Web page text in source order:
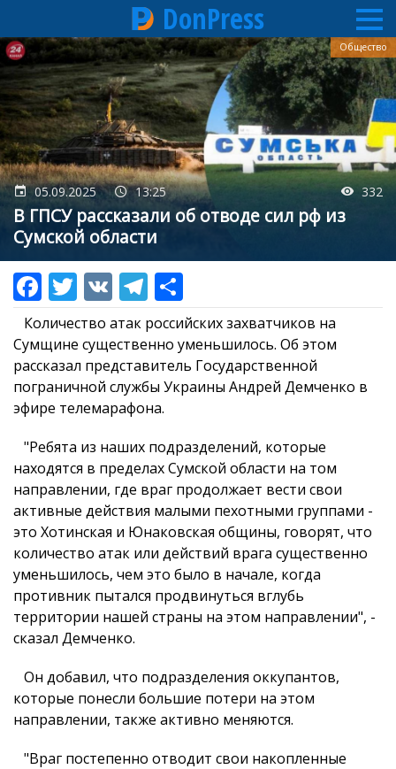
Перейти
к
основному
содержанию
DonPress
05.09.2025 13:25 332
В ГПСУ рассказали об отводе сил рф из
Сумской области
Общество
Количество атак российских захватчиков на
Сумщине существенно уменьшилось. Об этом
рассказал представитель Государственной
пограничной службы Украины Андрей Демченко в
эфире телемарафона.
"Ребята из наших подразделений, которые
находятся в пределах Сумской области на том
направлении, где враг продолжает вести свои
активные действия малыми пехотными группами -
это Хотинская и Юнаковская общины, говорят, что
количество атак или действий врага существенно
уменьшилось, чем это было в начале, когда
противник пытался продвинуться вглубь
территории нашей страны на этом направлении", -
сказал Демченко.
Он добавил, что подразделения оккупантов,
которые понесли большие потери на этом
направлении, также активно меняются.
"Враг постепенно отводит свои накопленные